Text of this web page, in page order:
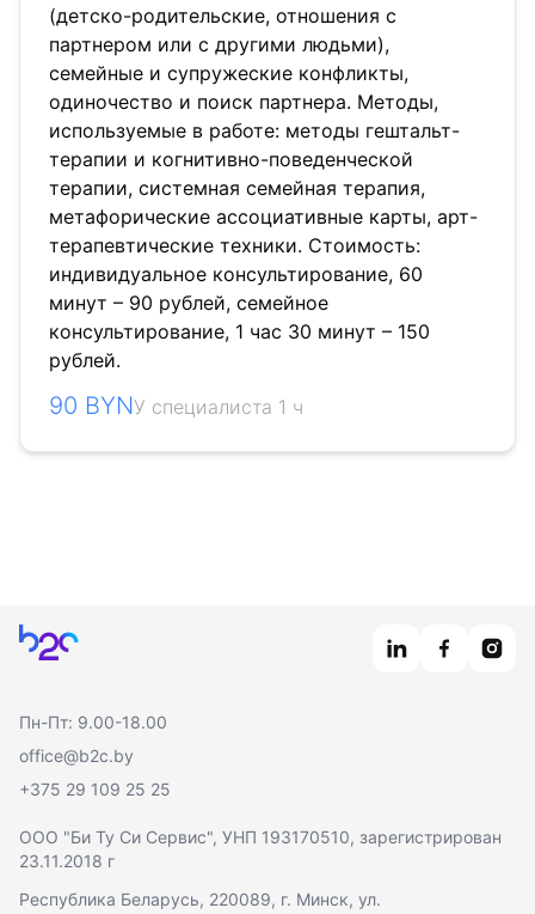
(детско-родительские, отношения с
партнером или с другими людьми),
семейные и супружеские конфликты,
одиночество и поиск партнера. Методы,
используемые в работе: методы гештальт-
терапии и когнитивно-поведенческой
терапии, системная семейная терапия,
метафорические ассоциативные карты, арт-
терапевтические техники. Стоимость:
индивидуальное консультирование, 60
минут – 90 рублей, семейное
консультирование, 1 час 30 минут – 150
рублей.
90 BYNУ специалиста 1 ч
Главная
Пн-Пт: 9.00-18.00
office@b2c.by
+375 29 109 25 25
ООО "Би Ту Си Сервис", УНП 193170510, зарегистрирован
23.11.2018 г
Республика Беларусь, 220089, г. Минск, ул.